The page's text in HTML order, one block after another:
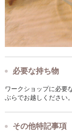
必要な持ち物
ワークショップに必要
ぶらでお越しください。
その他特記事項